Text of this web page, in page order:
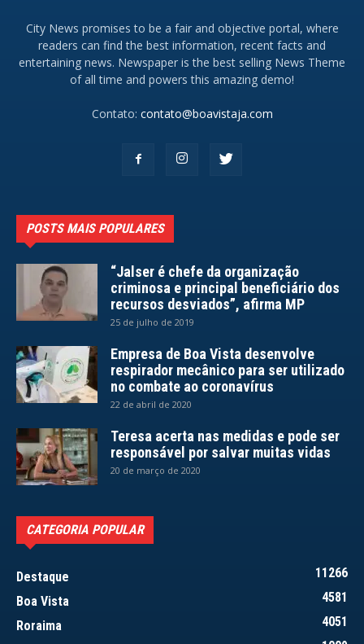
City News promises to be a fair and objective portal, where
readers can find the best information, recent facts and
entertaining news. Newspaper is the best selling News Theme
of all time and powers this amazing demo!
Contato: contato@boavistaja.com
POSTS MAIS POPULARES
“Jalser é chefe da organização
criminosa e principal beneficiário dos
recursos desviados”, afirma MP
25 de julho de 2019
Empresa de Boa Vista desenvolve
respirador mecânico para ser utilizado
no combate ao coronavírus
22 de abril de 2020
Teresa acerta nas medidas e pode ser
responsável por salvar muitas vidas
20 de março de 2020
CATEGORIA POPULAR
Destaque
11266
Boa Vista
4581
Roraima
4051